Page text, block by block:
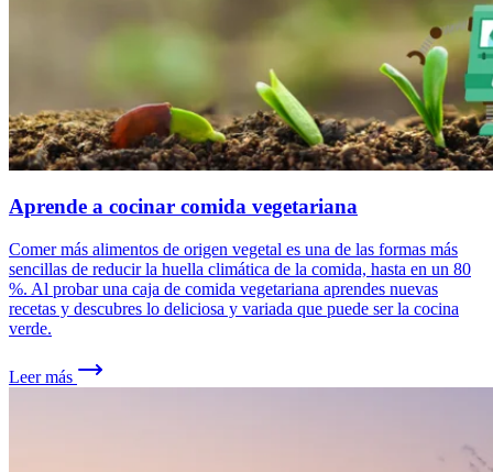
Aprende a cocinar comida vegetariana
Comer más alimentos de origen vegetal es una de las formas más
sencillas de reducir la huella climática de la comida, hasta en un 80
%. Al probar una caja de comida vegetariana aprendes nuevas
recetas y descubres lo deliciosa y variada que puede ser la cocina
verde.
Leer más